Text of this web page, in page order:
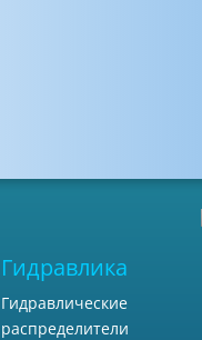
Гидравлика
Гидравлические
распределители